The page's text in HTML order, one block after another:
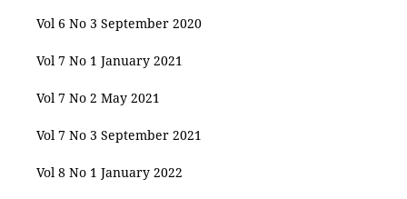
Vol 6 No 3 September 2020
Vol 7 No 1 January 2021
Vol 7 No 2 May 2021
Vol 7 No 3 September 2021
Vol 8 No 1 January 2022